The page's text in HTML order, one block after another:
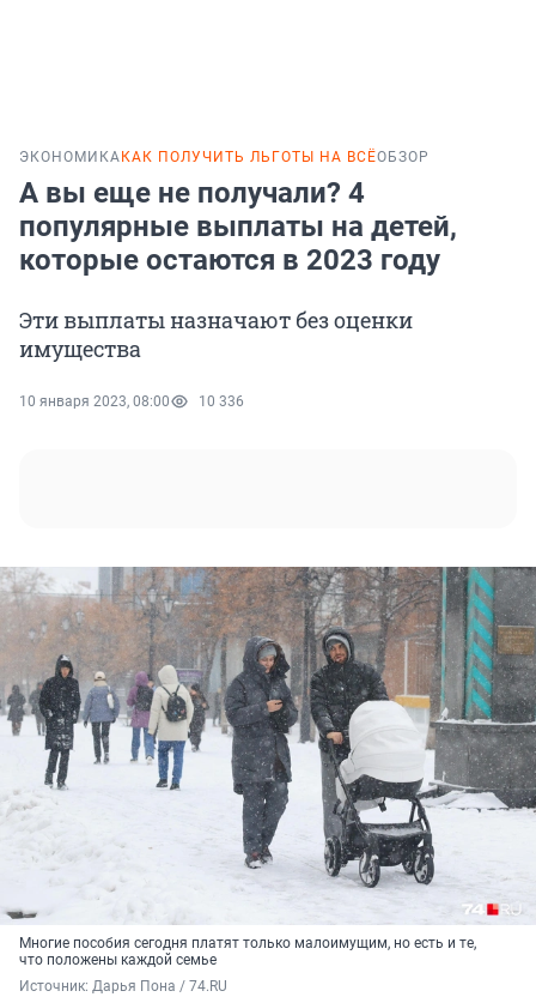
ЭКОНОМИКА КАК ПОЛУЧИТЬ ЛЬГОТЫ НА ВСЁОБЗОР
А вы еще не получали? 4
популярные выплаты на детей,
которые остаются в 2023 году
Эти выплаты назначают без оценки
имущества
10 января 2023, 08:00 10 336
Многие пособия сегодня платят только малоимущим, но есть и те,
что положены каждой семье
Источник: Дарья Пона / 74.RU